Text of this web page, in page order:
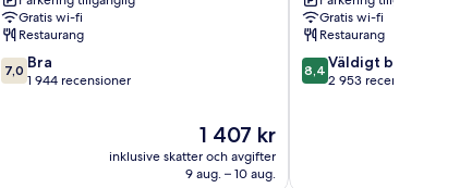
Amager
Gratis wi-fi
Restaurang
7.0
av
7,0 Bra
1 944 recensioner
Priset
är
1 407 kr
1 407 kr
inklusive skatter och avgifter
9 aug. – 10 aug.
Copenhagen
Amager
Vest
Gratis wi-fi
Restaurang
8.4
av
8,4 Väldigt bra
2 953 recensioner